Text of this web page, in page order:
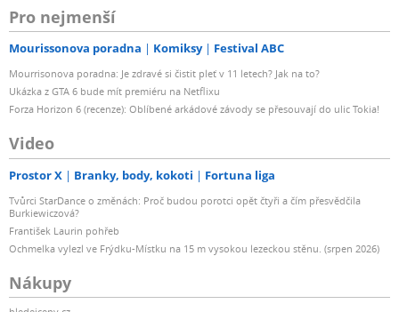
Pro nejmenší
Mourissonova poradna Komiksy Festival ABC
Mourrisonova poradna: Je zdravé si čistit pleť v 11 letech? Jak na to?
Ukázka z GTA 6 bude mít premiéru na Netflixu
Forza Horizon 6 (recenze): Oblíbené arkádové závody se přesouvají do ulic Tokia!
Video
Prostor X Branky, body, kokoti Fortuna liga
Tvůrci StarDance o změnách: Proč budou porotci opět čtyři a čím přesvědčila
Burkiewiczová?
František Laurin pohřeb
Ochmelka vylezl ve Frýdku-Místku na 15 m vysokou lezeckou stěnu. (srpen 2026)
Nákupy